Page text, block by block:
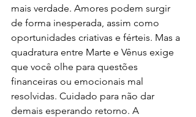
mais verdade. Amores podem surgir
de forma inesperada, assim como
oportunidades criativas e férteis. Mas a
quadratura entre Marte e Vênus exige
que você olhe para questões
financeiras ou emocionais mal
resolvidas. Cuidado para não dar
demais esperando retorno. A